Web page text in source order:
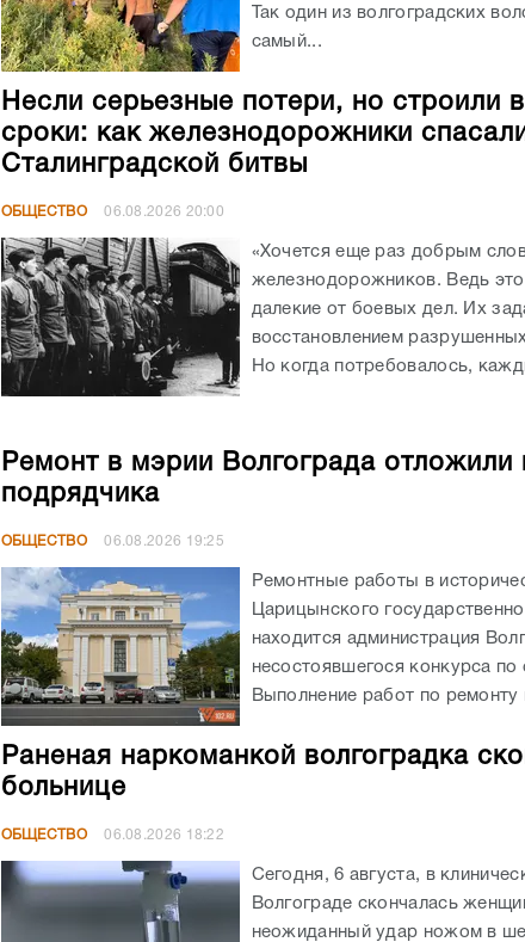
Так один из волгоградских
самый...
Несли серьезные потери, но строили
сроки: как железнодорожники
Сталинградской битвы
ОБЩЕСТВО 06.08.2026 20:00
«Хочется еще раз добрым
железнодорожников. Ведь
далекие от боевых дел. Их
восстановлением
Но когда потребовалось,
Ремонт в мэрии Волгограда отложили
подрядчика
ОБЩЕСТВО 06.08.2026 19:25
Ремонтные работы в
Царицынского
находится администрация
несостоявшегося конкурса
Выполнение работ по
Раненая наркоманкой волгоградка
больнице
ОБЩЕСТВО 06.08.2026 18:22
Сегодня, 6 августа, в
Волгограде скончалась
неожиданный удар ножом в